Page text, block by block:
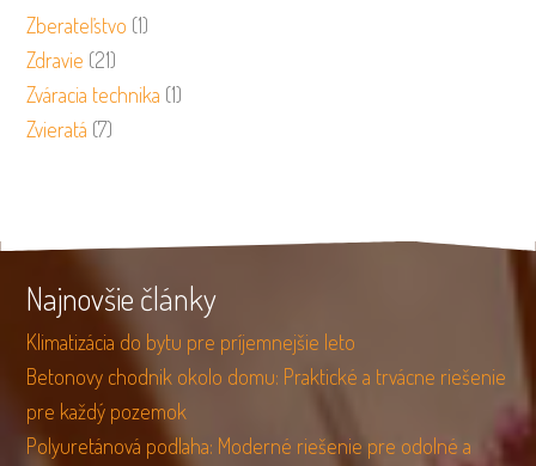
Zberateľstvo (1)
Zdravie (21)
Zváracia technika (1)
Zvieratá (7)
Najnovšie články
Klimatizácia do bytu pre príjemnejšie leto
Betonovy chodnik okolo domu: Praktické a trvácne riešenie
pre každý pozemok
Polyuretánová podlaha: Moderné riešenie pre odolné a